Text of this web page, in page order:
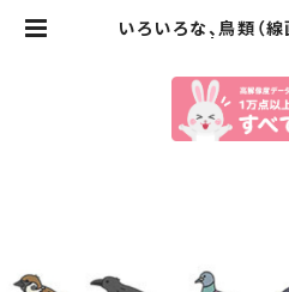
いろいろな、鳥類（